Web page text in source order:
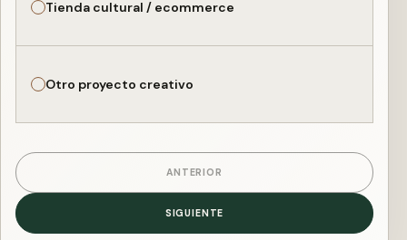
Tienda cultural / ecommerce
Otro proyecto creativo
ANTERIOR
SIGUIENTE